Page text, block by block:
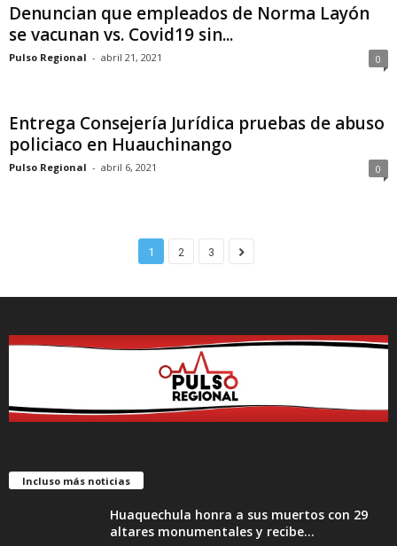
Denuncian que empleados de Norma Layón
se vacunan vs. Covid19 sin...
Pulso Regional - abril 21, 2021 0
Entrega Consejería Jurídica pruebas de abuso
policiaco en Huauchinango
Pulso Regional - abril 6, 2021 0
1 2 3
Incluso más noticias
Huaquechula honra a sus muertos con 29
altares monumentales y recibe...